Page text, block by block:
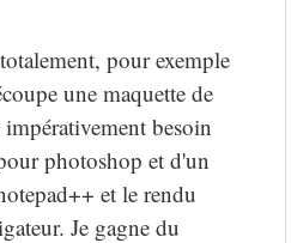
pour exemple
une maquette de
besoin
photoshop et d'un
et le rendu
Je gagne du